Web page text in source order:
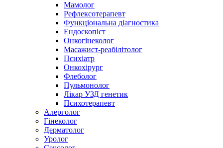
Мамолог
Рефлексотерапевт
Функціональна діагностика
Ендоскопіст
Онкогінеколог
Масажист-реабілітолог
Психіатр
Онкохірург
Флеболог
Пульмонолог
Лікар УЗД генетик
Психотерапевт
Алерголог
Гінеколог
Дерматолог
Уролог